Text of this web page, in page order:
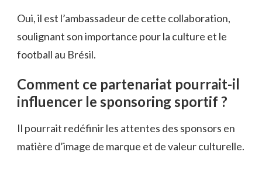
Oui, il est l’ambassadeur de cette collaboration,
soulignant son importance pour la culture et le
football au Brésil.
Comment ce partenariat pourrait-il
influencer le sponsoring sportif ?
Il pourrait redéfinir les attentes des sponsors en
matière d’image de marque et de valeur culturelle.